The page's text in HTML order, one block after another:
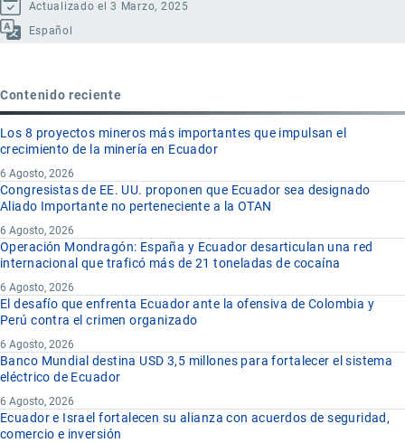
Actualizado el 3 Marzo, 2025
Español
Contenido reciente
Los 8 proyectos mineros más importantes que impulsan el
crecimiento de la minería en Ecuador
6 Agosto, 2026
Congresistas de EE. UU. proponen que Ecuador sea designado
Aliado Importante no perteneciente a la OTAN
6 Agosto, 2026
Operación Mondragón: España y Ecuador desarticulan una red
internacional que traficó más de 21 toneladas de cocaína
6 Agosto, 2026
El desafío que enfrenta Ecuador ante la ofensiva de Colombia y
Perú contra el crimen organizado
6 Agosto, 2026
Banco Mundial destina USD 3,5 millones para fortalecer el sistema
eléctrico de Ecuador
6 Agosto, 2026
Ecuador e Israel fortalecen su alianza con acuerdos de seguridad,
comercio e inversión